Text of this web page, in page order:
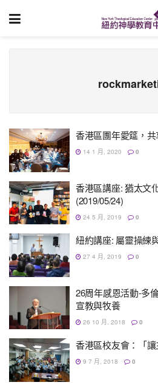
香港區團年愛筵，
14 1 月, 2020 0
香港區講座: 猶太文
(2019/05/24)
24 5 月, 2019 0
紐約講座: 屬靈操練
27 4 月, 2019 0
26周年感恩活動-多
宣教與牧養
26 10 月, 2018 0
香港區校友會：「讓
9 7 月, 2018 0